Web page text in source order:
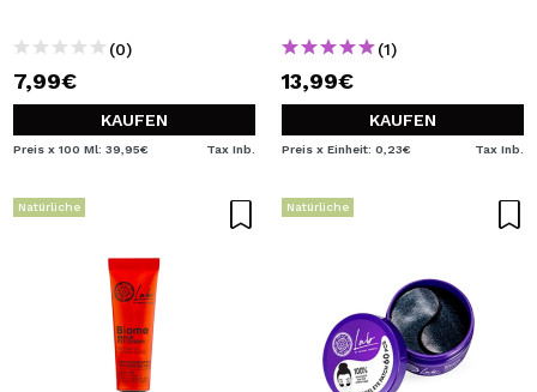
(0)
7,99€
KAUFEN
Preis x 100 Ml: 39,95€ Tax Inb.
(1)
13,99€
KAUFEN
Preis x Einheit: 0,23€ Tax Inb.
Natürliche Natürliche